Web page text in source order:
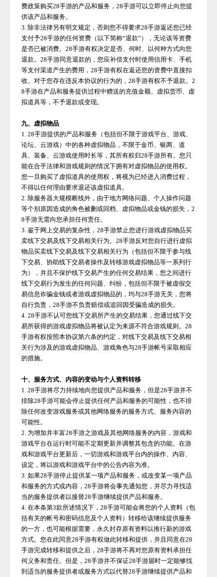
费政策购买28手游的产品和服务，28手游可以立即停止向您提
供该产品和服务。
3. 除非法律另有明文规定，否则您不得要求28手游返还您已经
支付予28手游的任何资费（以下简称“退款”），无论该等资费
是否已被消费。28手游有权决定是否、何时、以何种方式向您
退款。28手游同意退款的，您应补偿支付时使用信用卡、手机
等支付渠道产生的费用，28手游有权在返还您的资费中直接扣
收。对于您存在违反本协议的行为的，28手游有权不予退款。2
8手游在产品和服务提供过程中赠送的充值金额、虚拟货币、虚
拟道具等，不予退款或变现。
九、虚拟物品
1.28手游提供的产品和服务（包括但不限于游戏平台、游戏、
论坛、云游戏）中的各种虚拟物品，不限于金币、银两、道
具、装备、云游戏使用时长等，其所有权归28手游所有。您只
能在合乎法律和游戏规则的情况下拥有对虚拟物品的使用权。
您一旦购买了虚拟道具的使用权，将视为已经进入消费过程，
不得以任何理由要求退还该虚拟道具。
2. 除服务器大规模断线外，由于地方网络问题、个人操作问题
等个别原因造成的角色被删或回档、虚拟物品或金钱的损失，2
8手游无需向您承担任何责任。
3. 鉴于网上交易的复杂性，28手游禁止您进行游戏虚拟物品买
卖线下交易及线下交易相关行为。28手游反对您自行进行虚拟
物品买卖线下交易及线下交易相关行为（包括但不限于参与线
下交易、协助线下交易者操作及转移游戏虚拟物品等一系列行
为），并且不保护线下交易产生的任何交易结果，您之间进行
线下交易行为发生的任何问题、纠纷，包括但不限于被虚假交
易信息诈骗金钱或者游戏虚拟物品的，均与28手游无关，您将
自行负责，28手游不负责赔偿或追回因受骗造成的损失。
4.28手游不认可您线下交易所产生的交易结果，您通过线下交
易所获得的游戏虚拟物品将被认定为来源不符合游戏规则。28
手游有权按照本协议第六条的约定，对线下交易及线下交易相
关行为涉及的游戏虚拟物品、游戏角色与28手游帐号采取相应
的措施。
十、服务方式、内容的变动与个人资料转移
1.28手游将尽力持续地向您提供产品和服务，但是28手游并不
排除28手游可能会停止提供任何产品和服务的可能性，也不排
除任何改变游戏服务或其他网络服务的服务方式、服务内容的
可能性。
2. 为增加并丰富28手游之游戏及其他网络服务的内容，游戏和
游戏平台在运行时可能不定期更新并调整其包含的功能。在游
戏和游戏平台更新后，一切游戏和游戏平台内的操作、内容、
设定，将以游戏和游戏平台中的公告内容为准。
3. 如果28手游停止提供某一项产品和服务，或改变某一项产品
和服务的方式或内容，28手游将会事先通知您，并尽力寻找适
当的服务提供者以接替28手游继续提供产品和服务。
4. 在本条第3款所述情况下，28手游可能会将您的个人资料（包
括有关的帐号和密码信息及个人资料）转移给该继续提供服务
的一方，也可能根据需要，永久封存原有资料以推行新的游戏
方式。您在此同意28手游有权做此转移和提供，并且同意在28
手游完成转移和提供之后，28手游将不再对您原有资料承担任
何义务和责任。但是，28手游并不保证28手游届时一定能够找
到适当的服务提供者或服务方式以代替28手游继续提供产品和